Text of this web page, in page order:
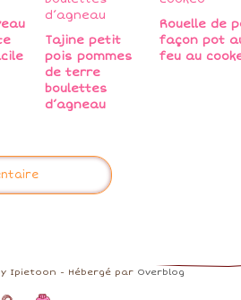
Tajine petit
pois pommes
de terre
boulettes
d’agneau
Rouelle de
façon pot
feu au
Ipietoon - Hébergé par Overblog